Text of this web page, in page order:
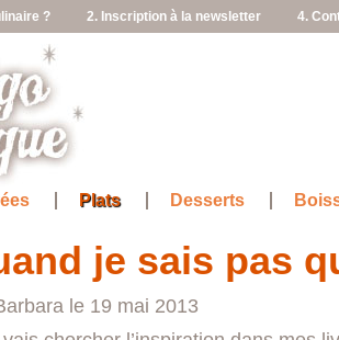
? 2. Inscription à la newsletter 4.
Plats Desserts
je sais pas
le 19 mai 2013